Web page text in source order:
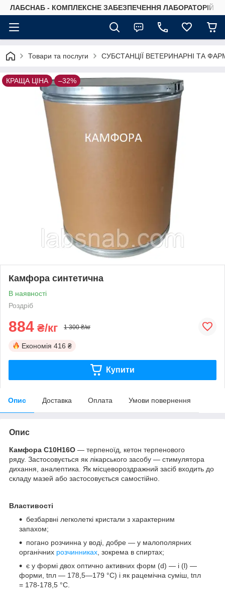
ЛАБСНАБ - КОМПЛЕКСНЕ ЗАБЕЗПЕЧЕННЯ ЛАБОРАТОРІЙ
Товари та послуги СУБСТАНЦІЇ ВЕТЕРИНАРНІ ТА
КРАЩА ЦІНА –32%
Камфора синтетична
В наявності
Роздріб
884 ₴/кг 1 300 ₴/кг
Економія 416 ₴
Купити
Опис Доставка Оплата Умови повернення
Опис
Камфора C10H16O — терпеноїд, кетон терпенового
ряду. Застосовується як лікарського засобу — стимулятора
дихання, аналептика. Як місцевороздражний засіб входить до
складу мазей або застосовується самостійно.
Властивості
безбарвні легколеткі кристали з характерним
запахом;
погано розчинна у воді, добре — у малополярних
органічних розчинниках , зокрема в спиртах;
є у формі двох оптично активних форм (d) — і (l) —
форми, tпл — 178,5—179 °C) і як рацемічна суміш, tпл
= 178-178,5 °C.